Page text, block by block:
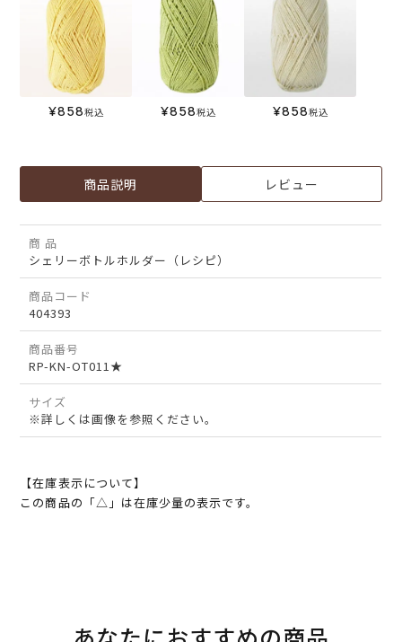
¥858税込 ¥858税込 ¥858税込
商品説明 レビュー
商 品
シェリーボトルホルダー（レシピ）
商品コード
404393
商品番号
RP-KN-OT011★
サイズ
※詳しくは画像を参照ください。
【在庫表示について】
この商品の「△」は在庫少量の表示です。